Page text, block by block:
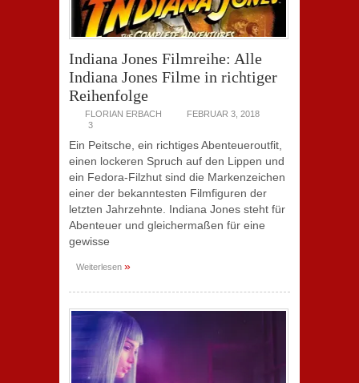
Indiana Jones Filmreihe: Alle
Indiana Jones Filme in richtiger
Reihenfolge
FLORIAN ERBACH
FEBRUAR 3, 2018
3
Ein Peitsche, ein richtiges Abenteueroutfit,
einen lockeren Spruch auf den Lippen und
ein Fedora-Filzhut sind die Markenzeichen
einer der bekanntesten Filmfiguren der
letzten Jahrzehnte. Indiana Jones steht für
Abenteuer und gleichermaßen für eine
gewisse
Weiterlesen »